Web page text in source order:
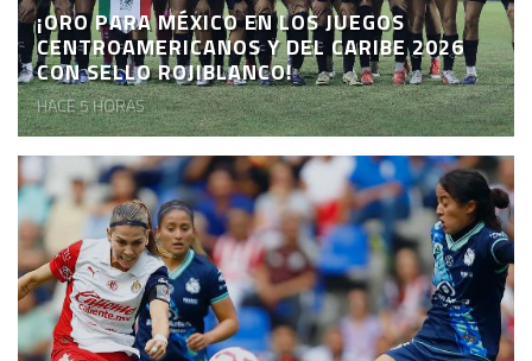
¡ORO PARA MÉXICO EN LOS JUEGOS
CENTROAMERICANOS Y DEL CARIBE 2026
CON SELLO ROJIBLANCO!
HACE 5 HORAS